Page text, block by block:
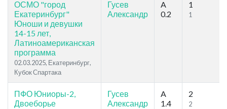
ОСМО "город
Екатеринбург"
Юноши и девушки
14-15 лет,
Латиноамериканская
программа
02.03.2025, Екатеринбург,
Кубок Спартака
Гусев
Александр
A
0.2
1
1
ПФО Юниоры-2,
Двоеборье
Гусев
Александр
A
1.4
2
2